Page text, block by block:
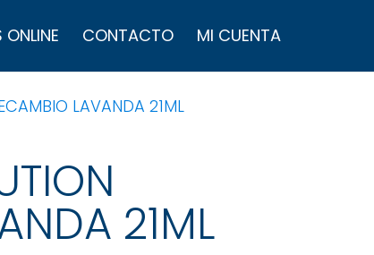
ONLINE CONTACTO MI CUENTA
LAVANDA 21ML
21ML